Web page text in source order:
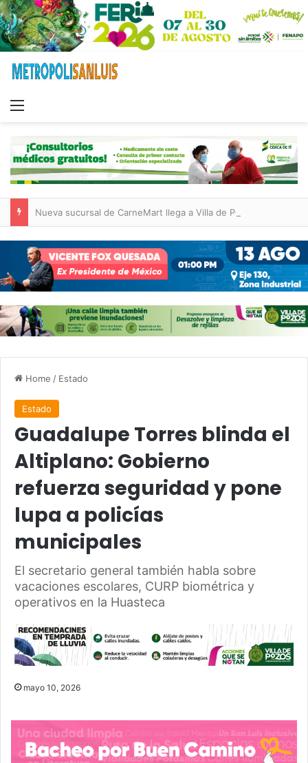
Home / Estado
Estado
Guadalupe Torres blinda el
Altiplano: Gobierno
refuerza seguridad y pone
lupa a policías
municipales
El secretario general también habla sobre
vacaciones escolares, CURP biométrica y
operativos en la Huasteca
mayo 10, 2026